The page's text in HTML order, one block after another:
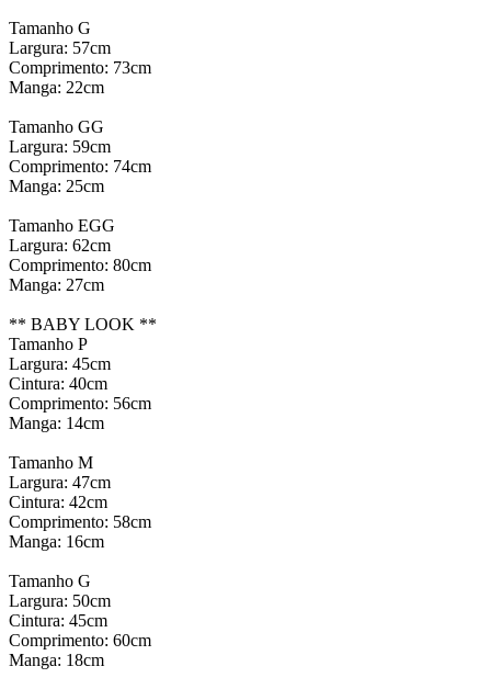
Tamanho G
Largura: 57cm
Comprimento: 73cm
Manga: 22cm
Tamanho GG
Largura: 59cm
Comprimento: 74cm
Manga: 25cm
Tamanho EGG
Largura: 62cm
Comprimento: 80cm
Manga: 27cm
** BABY LOOK **
Tamanho P
Largura: 45cm
Cintura: 40cm
Comprimento: 56cm
Manga: 14cm
Tamanho M
Largura: 47cm
Cintura: 42cm
Comprimento: 58cm
Manga: 16cm
Tamanho G
Largura: 50cm
Cintura: 45cm
Comprimento: 60cm
Manga: 18cm